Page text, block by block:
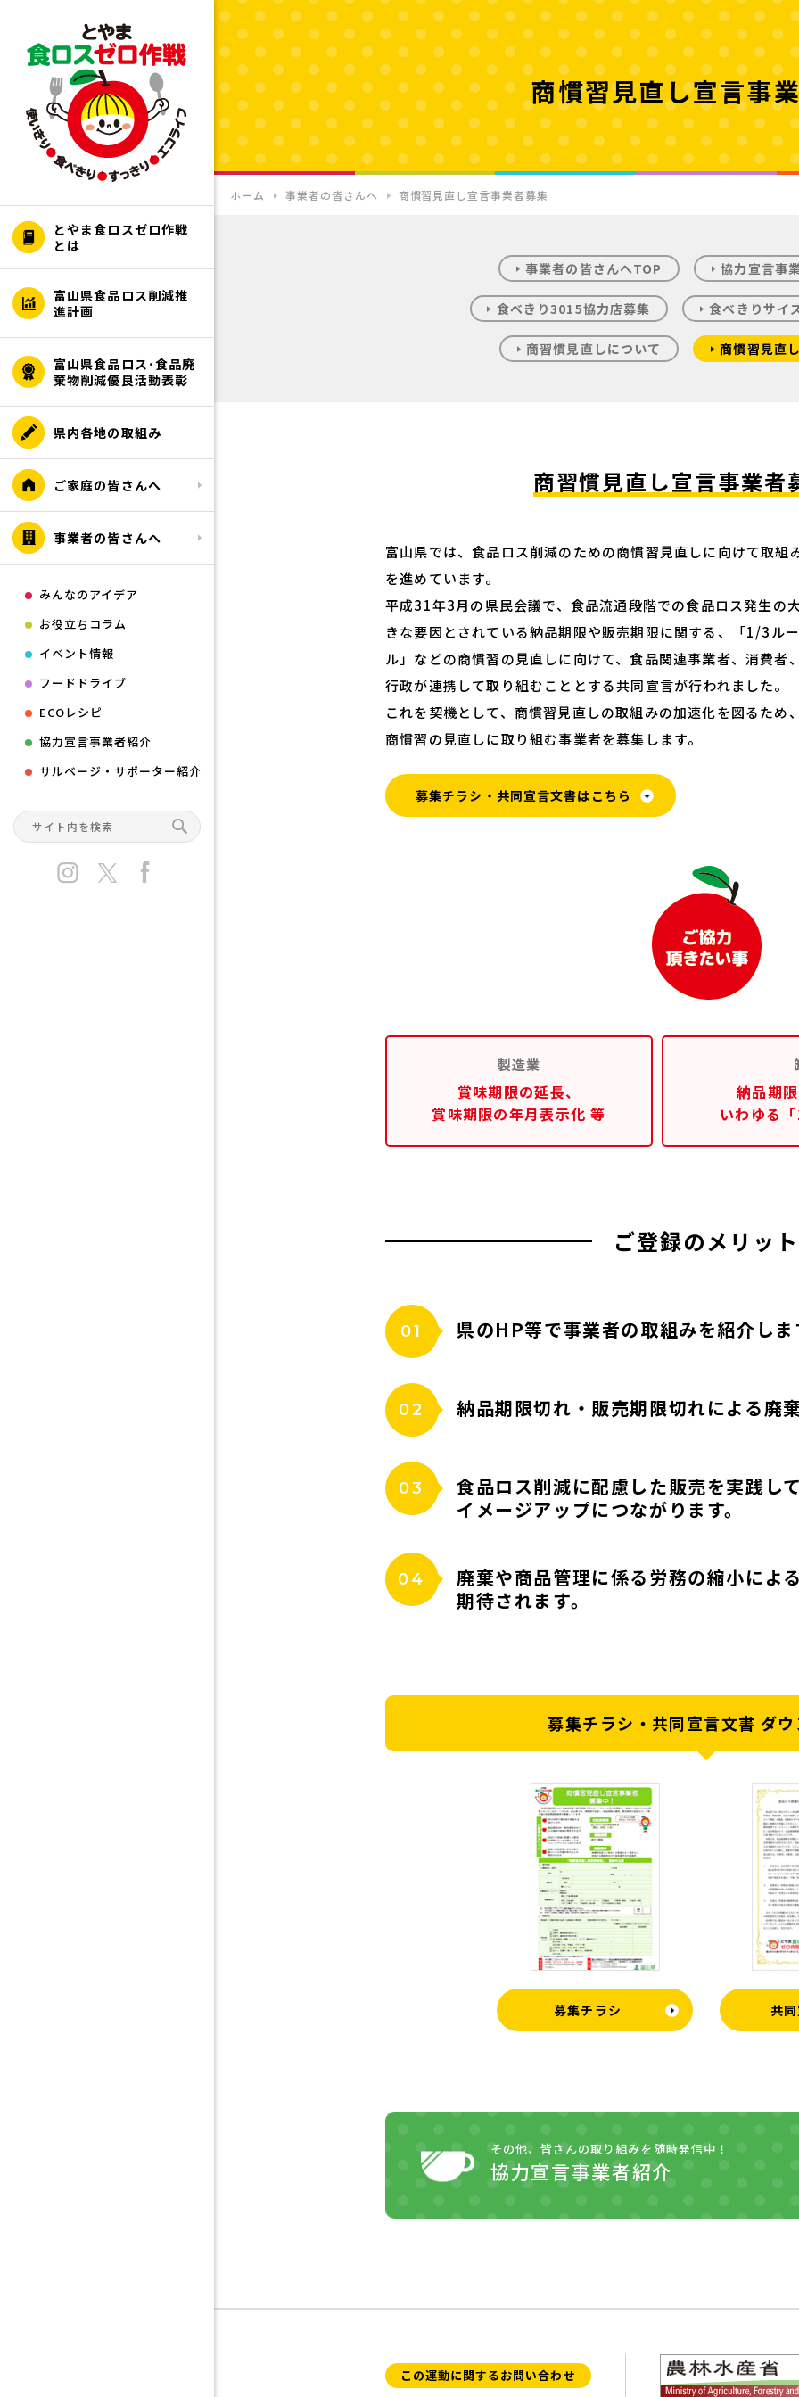
とやま食ロスゼロ作戦
とは
富山県食品ロス削減推
進計画
富山県食品ロス･食品廃
棄物削減優良活動表彰
県内各地の取組み
ご家庭の皆さんへ
事業者の皆さんへ
みんなのアイデア
お役立ちコラム
イベント情報
フードドライブ
ECOレシピ
協力宣言事業者紹介
サルベージ・サポーター紹介
商慣習見直し宣言事
ホーム 事業者の皆さんへ 商慣習見直し宣言事業者募集
事業者の皆さんへTOP 協力宣言事
食べきり3015協力店募集 食べきりサイ
商習慣見直しについて 商慣習見直
商習慣見直し宣言事業者
富山県では、食品ロス削減のための商慣習見直しに向けて取組
を進めています。
平成31年3月の県民会議で、食品流通段階での食品ロス発生の
きな要因とされている納品期限や販売期限に関する、「1/3ル
ル」などの商慣習の見直しに向けて、食品関連事業者、消費者
行政が連携して取り組むこととする共同宣言が行われました。
これを契機として、商慣習見直しの取組みの加速化を図るため
商慣習の見直しに取り組む事業者を募集します。
募集チラシ・共同宣言文書はこちら
製造業
賞味期限の延長、
賞味期限の年月表示化 等
納品期
いわゆる
ご登録のメリット
01 県のHP等で事業者の取組みを紹介しま
02 納品期限切れ・販売期限切れによる廃
03
食品ロス削減に配慮した販売を実践し
イメージアップにつながります。
04
廃棄や商品管理に係る労務の縮小によ
期待されます。
募集チラシ・共同宣言文書 ダ
募集チラシ 共
その他、皆さんの取り組みを随時発信中！
協力宣言事業者紹介
この運動に関するお問い合わせ